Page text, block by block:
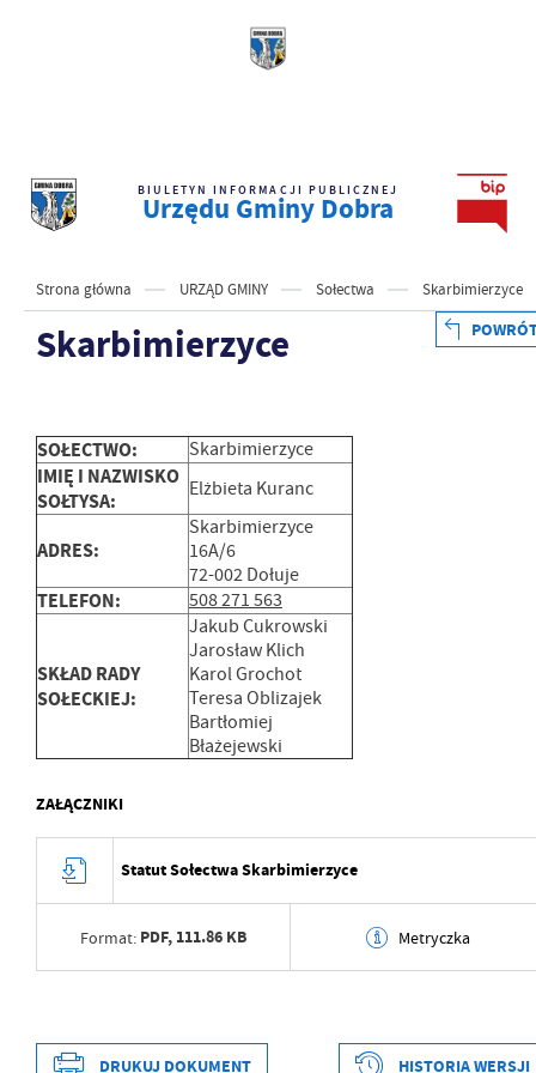
BIULETYN INFORMACJI PUBLICZNEJ
Urzędu Gminy Dobra
Strona główna URZĄD GMINY Sołectwa Skarbimierzyce
Skarbimierzyce
SOŁECTWO: Skarbimierzyce
IMIĘ I NAZWISKO
SOŁTYSA:
Elżbieta Kuranc
ADRES:
Skarbimierzyce
16A/6
72-002 Dołuje
TELEFON: 508 271 563
SKŁAD RADY
SOŁECKIEJ:
Jakub Cukrowski
Jarosław Klich
Karol Grochot
Teresa Oblizajek
Bartłomiej
Błażejewski
ZAŁĄCZNIKI
Statut Sołectwa Skarbimierzyce
Format: PDF, 111.86 KB Metryczka
Wytworzył Grzegorz Łękowski
DRUKUJ DOKUMENT HISTORIA WERSJI